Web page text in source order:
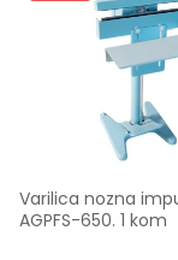
Varilica nozna
AGPFS-650. 1 kom